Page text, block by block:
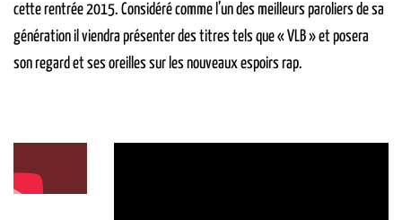
cette rentrée 2015. Considéré comme l’un des meilleurs paroliers de sa
génération il viendra présenter des titres tels que « VLB » et posera
son regard et ses oreilles sur les nouveaux espoirs rap.